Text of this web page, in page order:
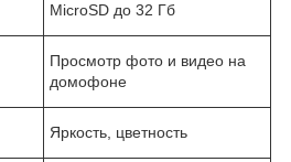
MicroSD до 32 Гб
Просмотр фото и видео на
домофоне
Яркость, цветность